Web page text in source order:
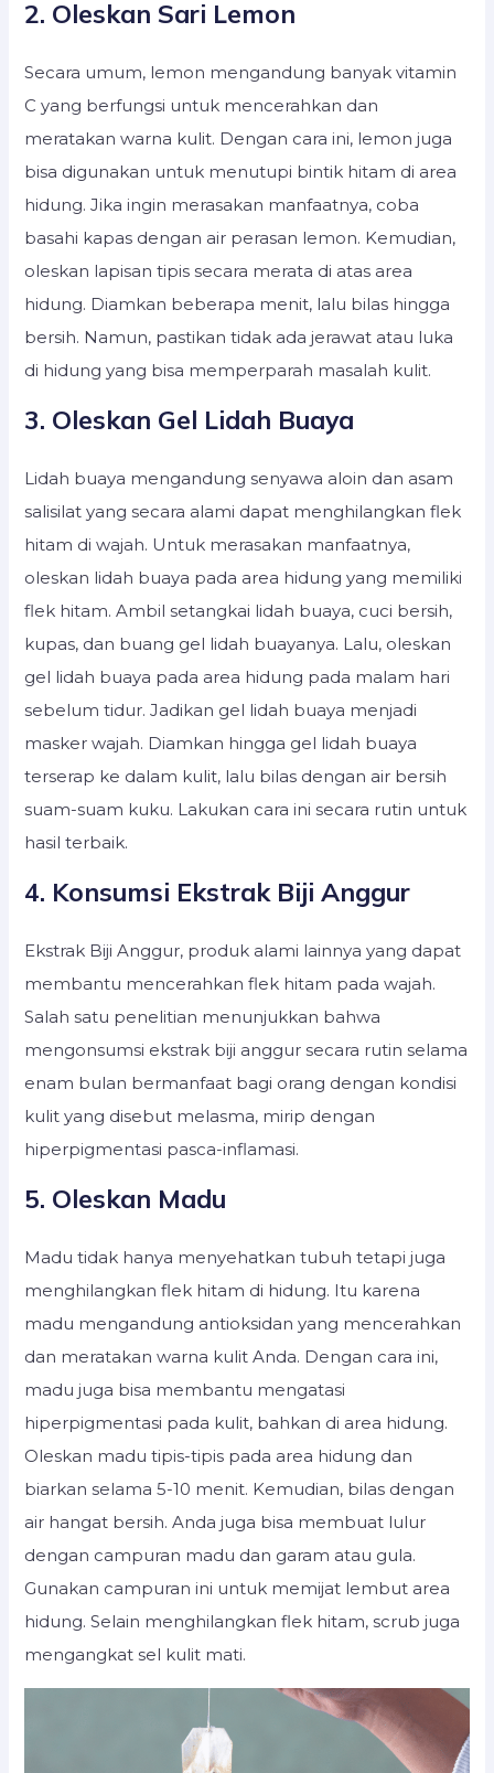
2. Oleskan Sari Lemon
Secara umum, lemon mengandung banyak vitamin
C yang berfungsi untuk mencerahkan dan
meratakan warna kulit. Dengan cara ini, lemon juga
bisa digunakan untuk menutupi bintik hitam di area
hidung. Jika ingin merasakan manfaatnya, coba
basahi kapas dengan air perasan lemon. Kemudian,
oleskan lapisan tipis secara merata di atas area
hidung. Diamkan beberapa menit, lalu bilas hingga
bersih. Namun, pastikan tidak ada jerawat atau luka
di hidung yang bisa memperparah masalah kulit.
3. Oleskan Gel Lidah Buaya
Lidah buaya mengandung senyawa aloin dan asam
salisilat yang secara alami dapat menghilangkan flek
hitam di wajah. Untuk merasakan manfaatnya,
oleskan lidah buaya pada area hidung yang memiliki
flek hitam. Ambil setangkai lidah buaya, cuci bersih,
kupas, dan buang gel lidah buayanya. Lalu, oleskan
gel lidah buaya pada area hidung pada malam hari
sebelum tidur. Jadikan gel lidah buaya menjadi
masker wajah. Diamkan hingga gel lidah buaya
terserap ke dalam kulit, lalu bilas dengan air bersih
suam-suam kuku. Lakukan cara ini secara rutin untuk
hasil terbaik.
4. Konsumsi Ekstrak Biji Anggur
Ekstrak Biji Anggur, produk alami lainnya yang dapat
membantu mencerahkan flek hitam pada wajah.
Salah satu penelitian menunjukkan bahwa
mengonsumsi ekstrak biji anggur secara rutin selama
enam bulan bermanfaat bagi orang dengan kondisi
kulit yang disebut melasma, mirip dengan
hiperpigmentasi pasca-inflamasi.
5. Oleskan Madu
Madu tidak hanya menyehatkan tubuh tetapi juga
menghilangkan flek hitam di hidung. Itu karena
madu mengandung antioksidan yang mencerahkan
dan meratakan warna kulit Anda. Dengan cara ini,
madu juga bisa membantu mengatasi
hiperpigmentasi pada kulit, bahkan di area hidung.
Oleskan madu tipis-tipis pada area hidung dan
biarkan selama 5-10 menit. Kemudian, bilas dengan
air hangat bersih. Anda juga bisa membuat lulur
dengan campuran madu dan garam atau gula.
Gunakan campuran ini untuk memijat lembut area
hidung. Selain menghilangkan flek hitam, scrub juga
mengangkat sel kulit mati.